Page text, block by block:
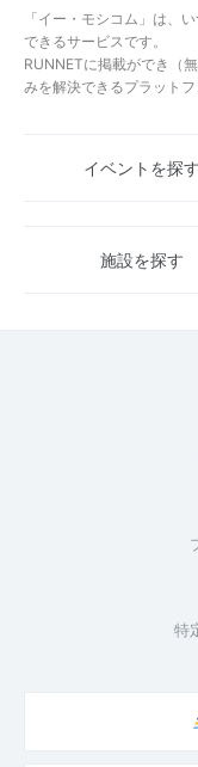
「イー・モシコム」は、
できるサービスです。
RUNNETに掲載ができ（
みを解決できるプラットフ
イベントを探す
施設を探す
特